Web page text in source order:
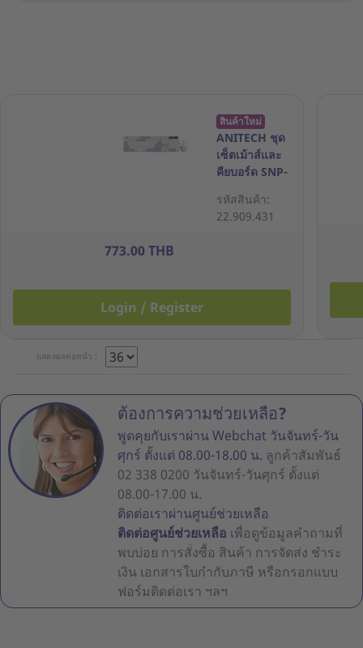
สินค้าใหม่
ANITECH ชุด
เซ็ตเม้าส์และ
คียบอร์ด SNP-
ลายสนูปปี้ สี
ม่วง
รหัสสินค้า:
22.909.431
773.00 THB
Login / Register
แสดงผลต่อหน้า :
ต้องการความช่วยเหลือ?
พูดคุยกับเราผ่าน Webchat วันจันทร์-วัน
ศุกร์ ตั้งแต่ 08.00-18.00 น. ลูกค้าสัมพันธ์
02 338 0200 วันจันทร์-วันศุกร์ ตั้งแต่
08.00-17.00 น.
ติดต่อเราผ่านศูนย์ช่วยเหลือ
ติดต่อศูนย์ช่วยเหลือ เพื่อดูข้อมูลคำถามที่
พบบ่อย การสั่งซื้อ สินค้า การจัดส่ง ชำระ
เงิน เอกสารใบกำกับภาษี หรือกรอกแบบ
ฟอร์มติดต่อเรา ฯลฯ